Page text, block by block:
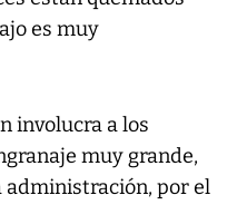
es muy
involucra a los
muy grande,
administración, por el